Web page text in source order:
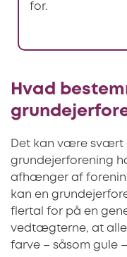
for.
Hvad
Det kan være svært
grundejerforening
afhænger af
kan en
flertal for på en
vedtægterne, at
farve – såsom gule